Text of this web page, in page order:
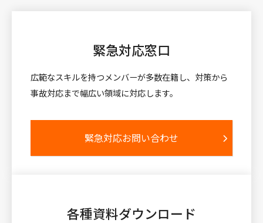
緊急対応窓口
広範なスキルを持つメンバーが多数在籍し、対策から
事故対応まで幅広い領域に対応します。
緊急対応お問い合わせ
各種資料ダウンロード